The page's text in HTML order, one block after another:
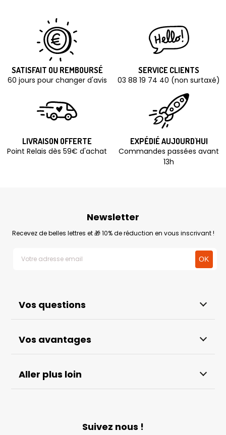
SATISFAIT OU REMBOURSÉ
60 jours pour changer d'avis
SERVICE CLIENTS
03 88 19 74 40 (non surtaxé)
LIVRAISON OFFERTE
Point Relais dès 59€ d'achat
EXPÉDIÉ AUJOURD'HUI
Commandes passées avant
13h
Vos questions
Vos avantages
Aller plus loin
Newsletter
Recevez de belles lettres et 🎁 10% de réduction en vous inscrivant !
Suivez nous !